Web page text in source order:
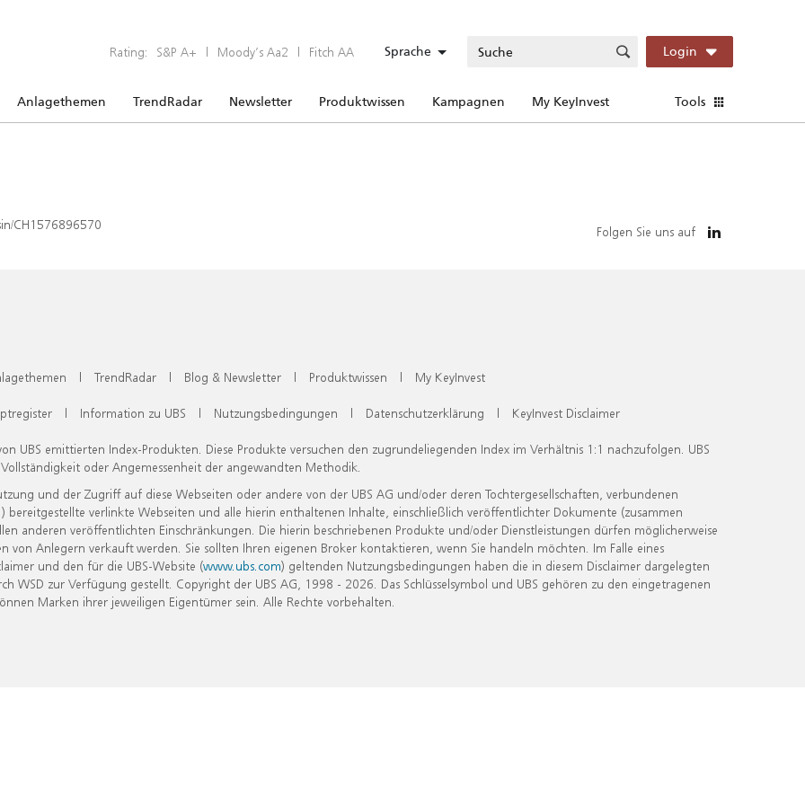
Rating: S&P A+ | Moody’s Aa2 | Fitch AA Sprache Login
Anlagethemen TrendRadar Newsletter Produktwissen Kampagnen My KeyInvest Tools
CH1576896570 Folgen Sie uns auf
| TrendRadar | Blog & Newsletter | Produktwissen | My KeyInvest
| Information zu UBS | Nutzungsbedingungen | Datenschutzerklärung | KeyInvest Disclaimer
UBS emittierten Index-Produkten. Diese Produkte versuchen den zugrundeliegenden Index im Verhältnis 1:1 nachzufolgen. UBS
oder Angemessenheit der angewandten Methodik.
und der Zugriff auf diese Webseiten oder andere von der UBS AG und/oder deren Tochtergesellschaften, verbundenen
verlinkte Webseiten und alle hierin enthaltenen Inhalte, einschließlich veröffentlichter Dokumente (zusammen
anderen veröffentlichten Einschränkungen. Die hierin beschriebenen Produkte und/oder Dienstleistungen dürfen möglicherweise
Anlegern verkauft werden. Sie sollten Ihren eigenen Broker kontaktieren, wenn Sie handeln möchten. Im Falle eines
und den für die UBS-Website (www.ubs.com) geltenden Nutzungsbedingungen haben die in diesem Disclaimer dargelegten
zur Verfügung gestellt. Copyright der UBS AG, 1998 - 2026. Das Schlüsselsymbol und UBS gehören zu den eingetragenen
Marken ihrer jeweiligen Eigentümer sein. Alle Rechte vorbehalten.